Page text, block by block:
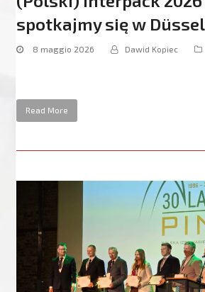
spotkajmy się w
8 maggio 2026 Dawid Kopiec
Read More